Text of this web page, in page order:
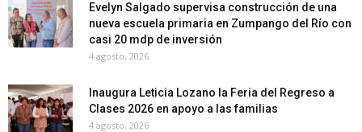
Evelyn Salgado supervisa construcción de una
nueva escuela primaria en Zumpango del Río con
casi 20 mdp de inversión
4 agosto, 2026
Inaugura Leticia Lozano la Feria del Regreso a
Clases 2026 en apoyo a las familias
4 agosto, 2026